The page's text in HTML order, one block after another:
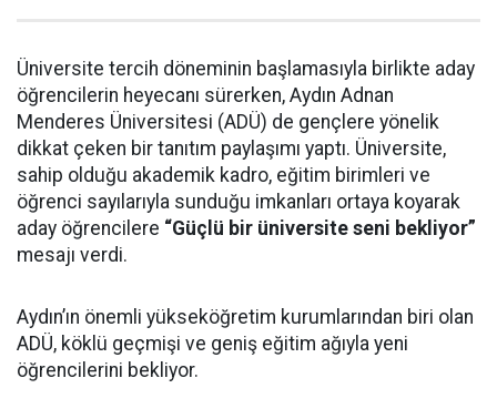
Üniversite tercih döneminin başlamasıyla birlikte aday
öğrencilerin heyecanı sürerken, Aydın Adnan
Menderes Üniversitesi (ADÜ) de gençlere yönelik
dikkat çeken bir tanıtım paylaşımı yaptı. Üniversite,
sahip olduğu akademik kadro, eğitim birimleri ve
öğrenci sayılarıyla sunduğu imkanları ortaya koyarak
aday öğrencilere “Güçlü bir üniversite seni bekliyor”
mesajı verdi.
Aydın’ın önemli yükseköğretim kurumlarından biri olan
ADÜ, köklü geçmişi ve geniş eğitim ağıyla yeni
öğrencilerini bekliyor.